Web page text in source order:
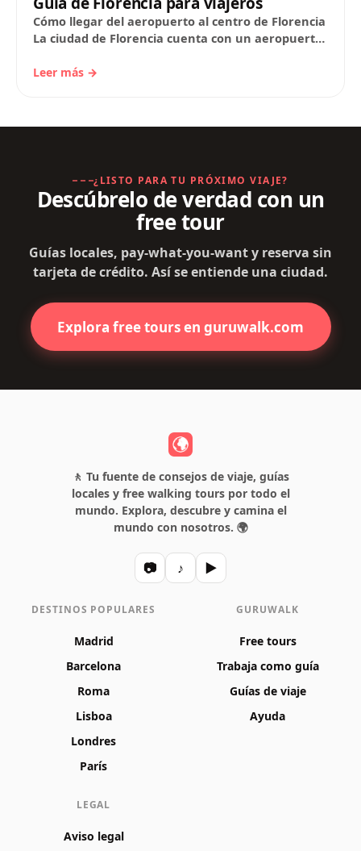
Cómo llegar del aeropuerto al centro de Florencia
La ciudad de Florencia cuenta con un aeropuerto
también…
Leer más →
¿LISTO PARA TU PRÓXIMO VIAJE?
Descúbrelo de verdad con un
free tour
Guías locales, pay-what-you-want y reserva sin
tarjeta de crédito. Así se entiende una ciudad.
Explora free tours en guruwalk.com
🚶 Tu fuente de consejos de viaje, guías
locales y free walking tours por todo el
mundo. Explora, descubre y camina el
mundo con nosotros. 🌍
📷 ♪ ▶
DESTINOS POPULARES
Madrid
Barcelona
Roma
Lisboa
Londres
París
GURUWALK
Free tours
Trabaja como guía
Guías de viaje
Ayuda
LEGAL
Aviso legal